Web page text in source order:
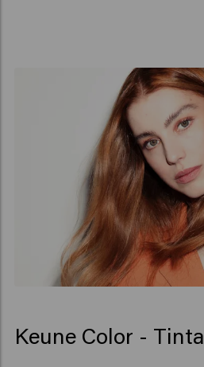
Keune Color - Tinta